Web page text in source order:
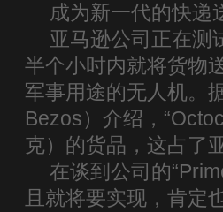
成为新一代的快递
亚马逊公司正在测
半个小时内就将货物
军事用途的无人机。
Bezos）介绍，
克）的货品，这占了
在谈到公司的
且就将要实现，肯定